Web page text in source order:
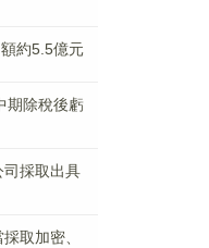
約5.5億元
期除稅後虧
司採取出具
取加密、